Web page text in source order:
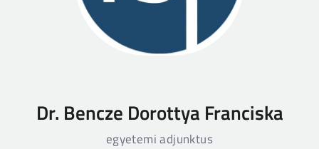
Dr. Bencze Dorottya Franciska
egyetemi adjunktus